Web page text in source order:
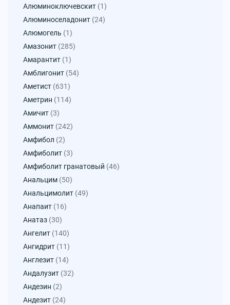
Алюминоключевскит (1)
Алюминоселадонит (24)
Алюмогель (1)
Амазонит (285)
Амарантит (1)
Амблигонит (54)
Аметист (631)
Аметрин (114)
Амичит (3)
Аммонит (242)
Амфибол (2)
Амфиболит (3)
Амфиболит гранатовый (46)
Анальцим (50)
Анальцимолит (49)
Анапаит (16)
Анатаз (30)
Ангелит (140)
Ангидрит (11)
Англезит (14)
Андалузит (32)
Андезин (2)
Андезит (24)